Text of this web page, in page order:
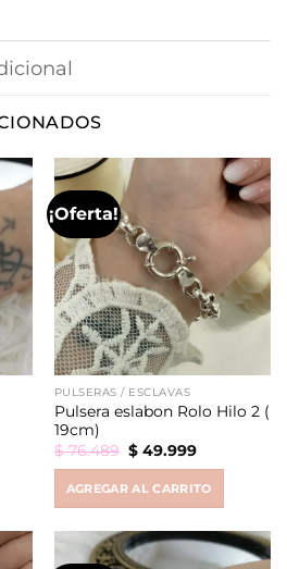
¡Oferta!
PULSERAS / ESCLAVAS
Pulsera eslabon Rolo Hilo 2 (
19cm)
$76.489 Original
price
$ 76.489.
$49.999Current
$ 49.999.
AGREGAR AL CARRITO